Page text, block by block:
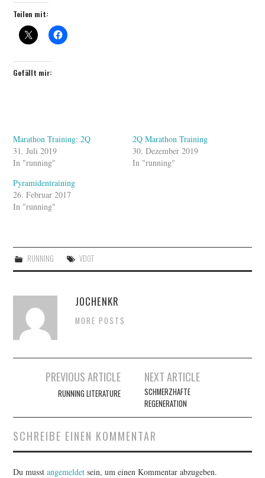
Teilen mit:
Gefällt mir:
Marathon Training: 2Q
31. Juli 2019
In "running"
2Q Marathon Training
30. Dezember 2019
In "running"
Pyramidentraining
26. Februar 2017
In "running"
RUNNING VDOT
JOCHENKR
MORE POSTS
Artikel-
Navigation
PREVIOUS ARTICLE
RUNNING LITERATURE
NEXT ARTICLE
SCHMERZHAFTE
REGENERATION
SCHREIBE EINEN KOMMENTAR
Du musstangemeldet sein, um einen Kommentar abzugeben.